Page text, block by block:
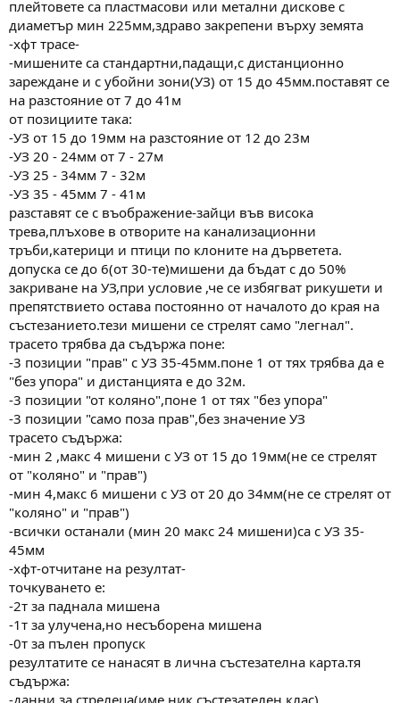
плейтовете са пластмасови или метални дискове с
диаметър мин 225мм,здраво закрепени върху земята
-хфт трасе-
-мишените са стандартни,падащи,с дистанционно
зареждане и с убойни зони(УЗ) от 15 до 45мм.поставят се
на разстояние от 7 до 41м
от позициите така:
-УЗ от 15 до 19мм на разстояние от 12 до 23м
-УЗ 20 - 24мм от 7 - 27м
-УЗ 25 - 34мм 7 - 32м
-УЗ 35 - 45мм 7 - 41м
разставят се с въображение-зайци във висока
трева,плъхове в отворите на канализационни
тръби,катерици и птици по клоните на дърветета.
допуска се до 6(от 30-те)мишени да бъдат с до 50%
закриване на УЗ,при условие ,че се избягват рикушети и
препятствието остава постоянно от началото до края на
състезанието.тези мишени се стрелят само "легнал".
трасето трябва да съдържа поне:
-3 позиции "прав" с УЗ 35-45мм.поне 1 от тях трябва да е
"без упора" и дистанцията е до 32м.
-3 позиции "от коляно",поне 1 от тях "без упора"
-3 позиции "само поза прав",без значение УЗ
трасето съдържа:
-мин 2 ,макс 4 мишени с УЗ от 15 до 19мм(не се стрелят
от "коляно" и "прав")
-мин 4,макс 6 мишени с УЗ от 20 до 34мм(не се стрелят от
"коляно" и "прав")
-всички останали (мин 20 макс 24 мишени)са с УЗ 35-
45мм
-хфт-отчитане на резултат-
точкуването е:
-2т за паднала мишена
-1т за улучена,но несъборена мишена
-0т за пълен пропуск
резултатите се нанасят в лична състезателна карта.тя
съдържа:
-данни за стрелеца(име,ник,състезателен клас)